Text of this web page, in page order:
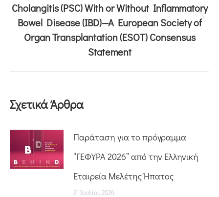
Cholangitis (PSC) With or Without Inflammatory
Bowel Disease (IBD)—A European Society of
Organ Transplantation (ESOT) Consensus
Statement
Σχετικά Άρθρα
Παράταση για το πρόγραμμα
“ΓΕΦΥΡΑ 2026” από την Ελληνική
Εταιρεία Μελέτης Ήπατος
21 Ιουλίου 2026